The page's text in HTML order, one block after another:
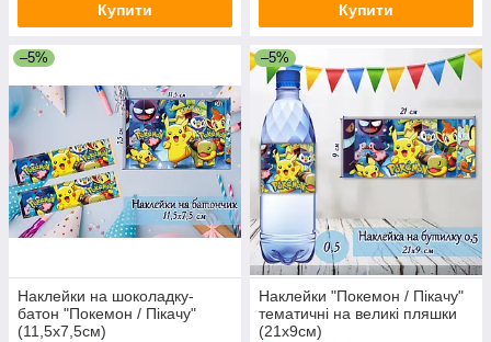
Купити Купити
–5%
Наклейки на шоколадку-
батон "Покемон / Пікачу"
(11,5х7,5см)
–5%
Наклейки "Покемон / Пікачу"
тематичні на великі пляшки
(21х9см)